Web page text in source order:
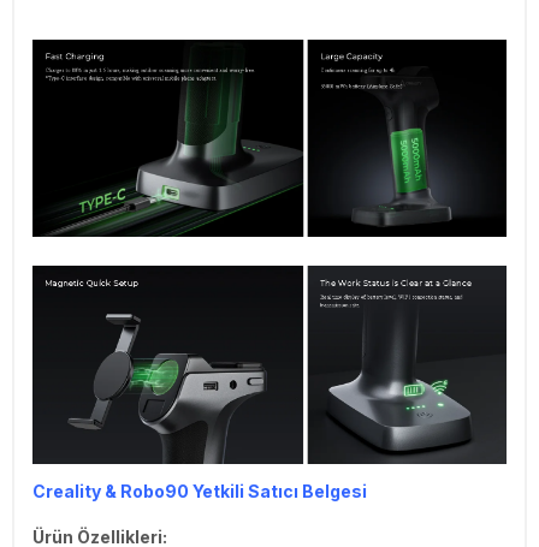
Creality & Robo90 Yetkili Satıcı Belgesi
Ürün Özellikleri: